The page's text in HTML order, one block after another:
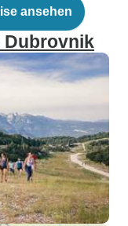
ansehen
Dubrovnik